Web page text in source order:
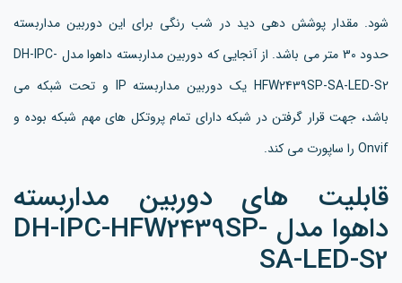
شود. مقدار پوشش دهی دید در شب رنگی برای این دوربین مداربسته
حدود 30 متر می باشد. از آنجایی که دوربین مداربسته داهوا مدل DH-IPC-
HFW2439SP-SA-LED-S2 یک دوربین مداربسته IP و تحت شبکه می
باشد، جهت قرار گرفتن در شبکه دارای تمام پروتکل های مهم شبکه بوده و
Onvif را ساپورت می کند.
قابلیت های دوربین مداربسته
داهوا مدل DH-IPC-HFW2439SP-
SA-LED-S2